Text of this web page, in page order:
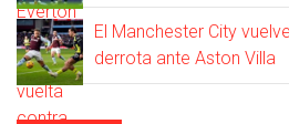
El Manchester City
derrota ante Aston Villa